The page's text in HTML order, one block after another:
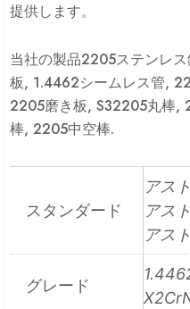
提供します。
当社の製品2205ステンレ
板, 1.4462シームレス管,
2205磨き板, S32205丸棒,
棒, 2205中空棒.
スタンダード
アス
アス
アス
グレード